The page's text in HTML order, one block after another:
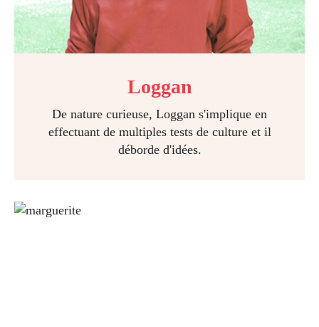
Loggan
De nature curieuse, Loggan s'implique en
effectuant de multiples tests de culture et il
déborde d'idées.